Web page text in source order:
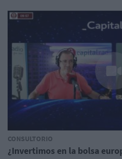
CONSULTORIO
¿Invertimos en la bolsa